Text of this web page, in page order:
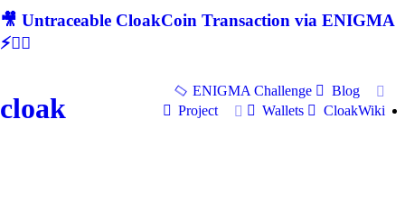
🎥 Untraceable CloakCoin Transaction via ENIGMA
⚡🕵‍♂
cloak
ENIGMA Challenge
Blog
Project
Wallets CloakWiki